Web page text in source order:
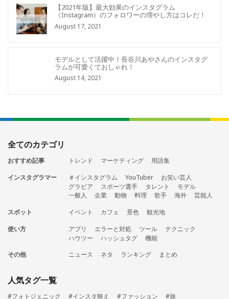
【2021年版】最大効果のインスタグラム
（Instagram）のフォロワーの増やし方はコレだ！
August 17, 2021
モデルとして活躍中！長谷川あやさんのインスタグ
ラムが可愛くておしゃれ！
August 14, 2021
全てのカテゴリ
おすすめ記事 トレンド マーケティング
用語集
インスタグラマー
＃インスタグラム YouTuber
お笑い芸人
グラビア
スポーツ選手 タレント
モデル
一般人
企業 動物 料理 歌手 海外
芸能人
スポット
イベント カフェ 景色
観光地
使い方
アプリ エラーと対処 ツール
テクニック
ハウツー
ハッシュタグ
機能
その他
ニュース ネタ ランキング まとめ
人気タグ一覧
#フォトジェニック #インスタ映え #ファッション #旅